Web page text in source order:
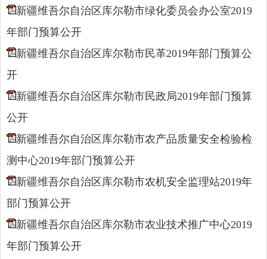
新疆维吾尔自治区库尔勒市绿化委员会办公室2019
年部门预算公开
新疆维吾尔自治区库尔勒市民革2019年部门预算公
开
新疆维吾尔自治区库尔勒市民政局2019年部门预算
公开
新疆维吾尔自治区库尔勒市农产品质量安全检验检
测中心2019年部门预算公开
新疆维吾尔自治区库尔勒市农机安全监理站2019年
部门预算公开
新疆维吾尔自治区库尔勒市农业技术推广中心2019
年部门预算公开